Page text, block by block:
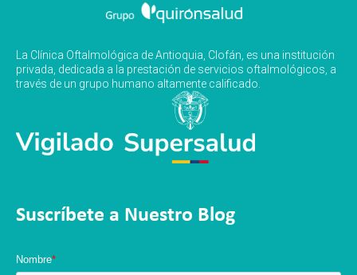
La Clínica Oftalmológica de Antioquia, Clofán, es una institución
privada, dedicada a la prestación de servicios oftalmológicos, a
través de un grupo humano altamente calificado.
Suscríbete a Nuestro Blog
Nombre*